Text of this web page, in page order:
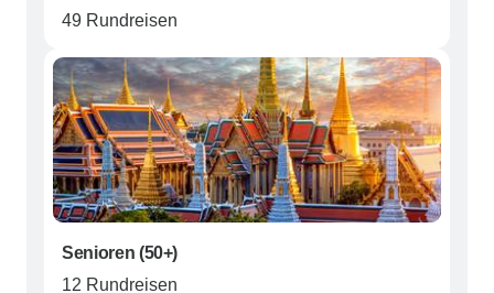
49 Rundreisen
Senioren (50+)
12 Rundreisen